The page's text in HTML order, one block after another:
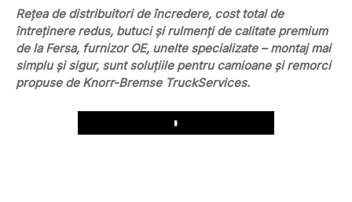
Rețea de distribuitori de încredere, cost total de
întreținere redus, butuci și rulmenți de calitate premium
de la Fersa, furnizor OE, unelte specializate – montaj mai
simplu și sigur, sunt soluțiile pentru camioane și remorci
propuse de Knorr-Bremse TruckServices.
Play